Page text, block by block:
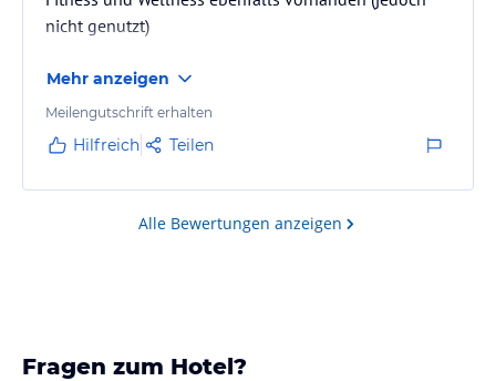
nicht genutzt)
Mehr anzeigen
Meilengutschrift erhalten
Hilfreich Teilen
Alle Bewertungen anzeigen
Fragen zum Hotel?